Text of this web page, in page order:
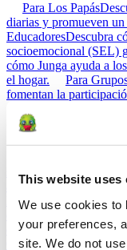
This website uses
We use cookies to
your preferences,
site. We do not
Para Los Papás
diarias y promueven
EducadoresDescubra
socioemocional (SEL)
cómo Junga ayuda a
el hogar.
Para
fomentan la
Comparar
supervisada con
administrar su
EarlyAcorns Early
educación financiera
domésticas y carteras
ClassDojoClassDojo